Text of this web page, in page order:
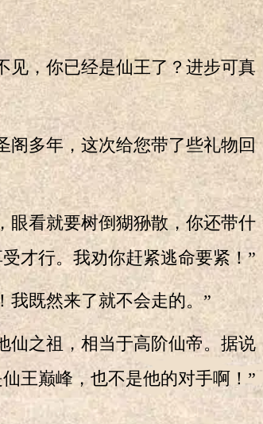
，你已经是仙王了？进步可真
阁多年，这次给您带了些礼物回
看就要树倒猢狲散，你还带什
才行。我劝你赶紧逃命要紧！”
既然来了就不会走的。”
之祖，相当于高阶仙帝。据说
王巅峰，也不是他的对手啊！”